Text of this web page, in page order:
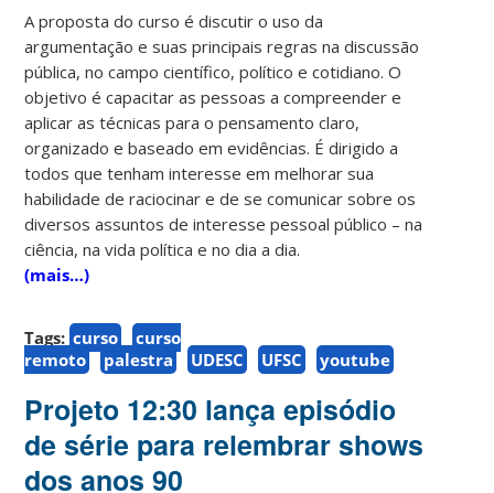
A proposta do curso é discutir o uso da
argumentação e suas principais regras na discussão
pública, no campo científico, político e cotidiano. O
objetivo é capacitar as pessoas a compreender e
aplicar as técnicas para o pensamento claro,
organizado e baseado em evidências. É dirigido a
todos que tenham interesse em melhorar sua
habilidade de raciocinar e de se comunicar sobre os
diversos assuntos de interesse pessoal público – na
ciência, na vida política e no dia a dia.
(mais…)
Tags: curso
curso
remoto
palestra UDESC UFSC youtube
Projeto 12:30 lança episódio
de série para relembrar shows
dos anos 90